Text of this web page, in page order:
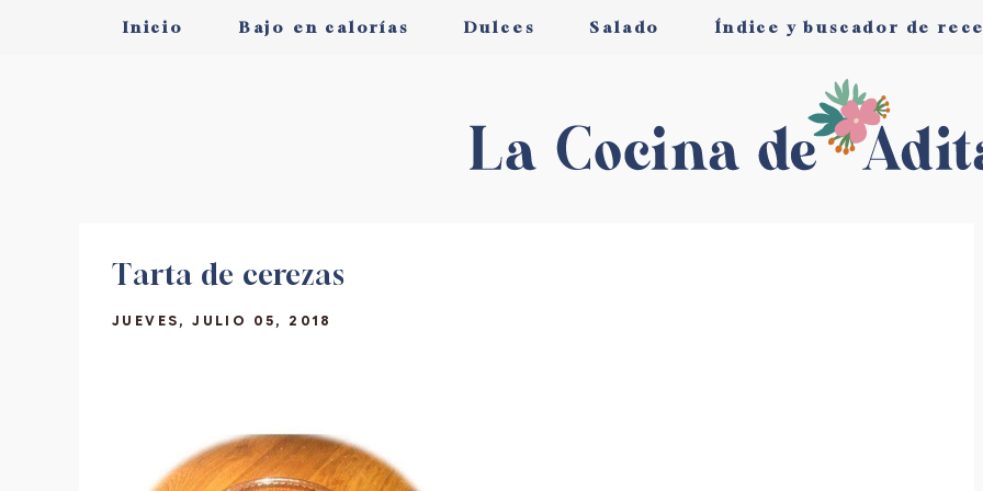
Inicio Bajo en calorías Dulces Salado Índice y buscador de
Tarta de cerezas
JUEVES, JULIO 05, 2018